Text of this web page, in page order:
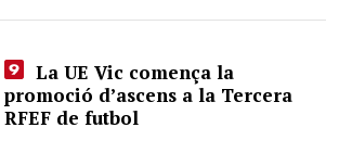
La UE Vic comença la
promoció d’ascens a la Tercera
RFEF de futbol